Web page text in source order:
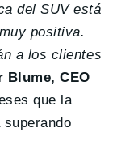
del SUV está
positiva.
a los clientes
Blume, CEO
que la